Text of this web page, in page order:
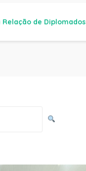
Relação de Diplomados